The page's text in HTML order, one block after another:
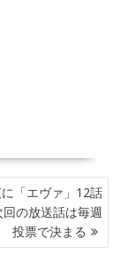
「エヴァ」12話
の放送話は毎週
投票で決まる